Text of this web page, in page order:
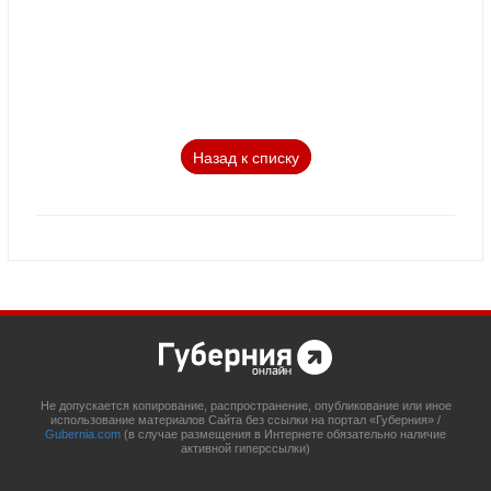
Назад к списку
Не допускается копирование, распространение, опубликование или иное
использование материалов Сайта без ссылки на портал «Губерния» /
Gubernia.com (в случае размещения в Интернете обязательно наличие
активной гиперссылки)